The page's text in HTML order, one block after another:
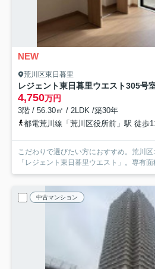
NEW
荒川区東日暮里
レジェント東日暮里ウエスト305号
4,750万円
3階 / 56.30㎡ / 2LDK /築30年
都電荒川線「荒川区役所前」駅 徒歩
こだわりで選びたい方におすすめ。荒川
「レジェント東日暮里ウエスト」。専有
中古マンション